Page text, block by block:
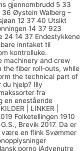
gjennombrudd 5 33
36 Øystein Walberg –
12 37 40 Utsikt
14 37 923
24 14 37 Endestykkene
inntaket til
kontrolluke.
machinery and crew
the fiber roll-outs, while
the technical part of
hjelp? Illy
fra
en enestående
| LINKER |
Folketellingen 1910
Brevik 2017. Da er
være en flink Svømmer
porno iAdvenutre